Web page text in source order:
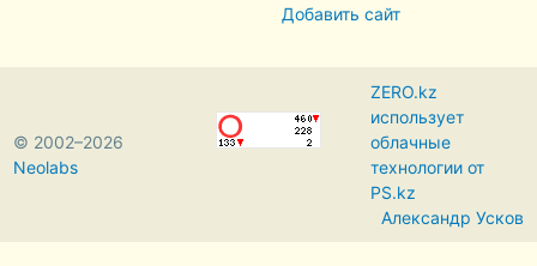
Добавить сайт
© 2002–2026
Neolabs
ZERO.kz
использует
облачные
технологии от
PS.kz
Александр Усков